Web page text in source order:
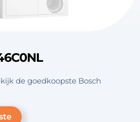
de goedkoopste Bosch